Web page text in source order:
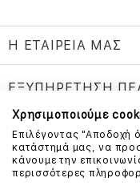
Η ΕΤΑΙΡΕΙΑ ΜΑΣ
ΕΞΥΠΗΡΕΤΗΣΗ
Χρησιμοποιούμε
Επιλέγοντας "Αποδοχή
κατάστημά μας, να
κάνουμε την
περισσότερες